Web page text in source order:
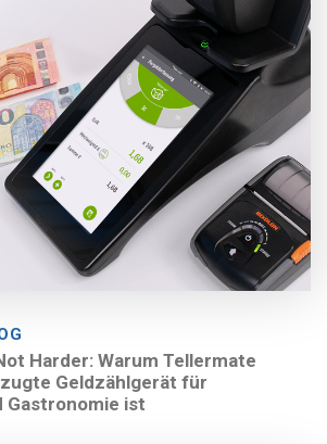
Harder: Warum Tellermate
Geldzählgerät für
Gastronomie ist